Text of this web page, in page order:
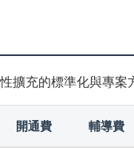
擴充的標準化與專案
開通費 輔導費